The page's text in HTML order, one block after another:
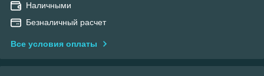
Наличными
Безналичный расчет
Все условия оплаты